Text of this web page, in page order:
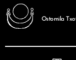
Ostomila